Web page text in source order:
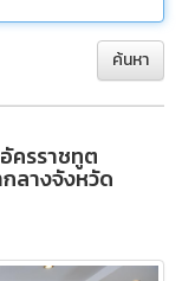
ค้นหา
ครราชทูต
ลางจังหวัด